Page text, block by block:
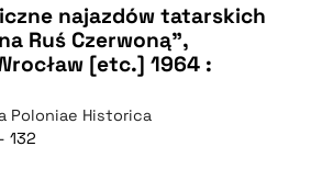
najazdów tatarskich
Ruś Czerwoną",
[etc.] 1964 :
Poloniae Historica
132